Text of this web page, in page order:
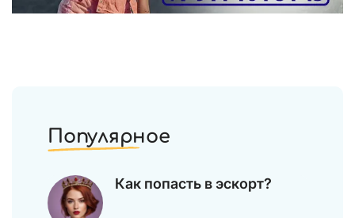
Популярное
Как попасть в эскорт?